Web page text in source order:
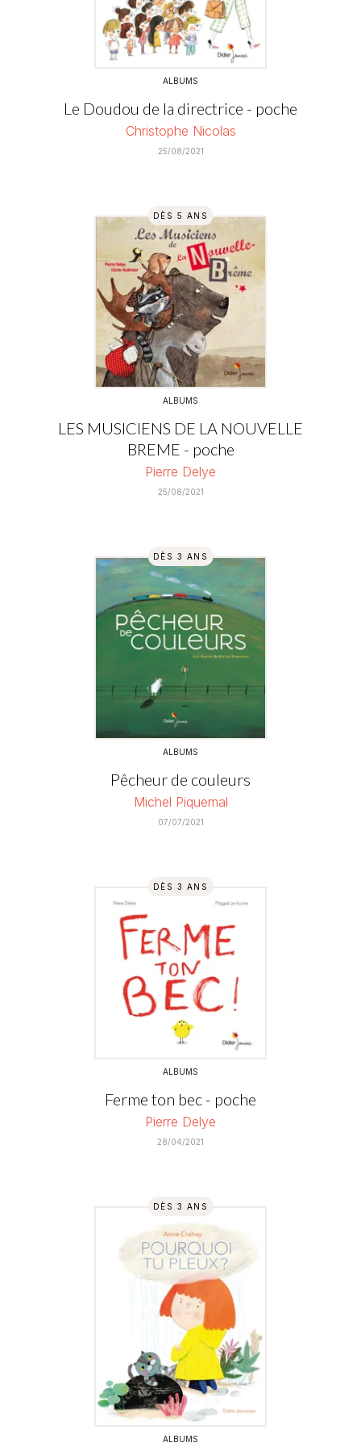
ALBUMS
Le Doudou de la directrice - poche
Christophe Nicolas
25/08/2021
DÈS 5 ANS
ALBUMS
LES MUSICIENS DE LA NOUVELLE
BREME - poche
Pierre Delye
25/08/2021
DÈS 3 ANS
ALBUMS
Pêcheur de couleurs
Michel Piquemal
07/07/2021
DÈS 3 ANS
ALBUMS
Ferme ton bec - poche
Pierre Delye
28/04/2021
DÈS 3 ANS
ALBUMS